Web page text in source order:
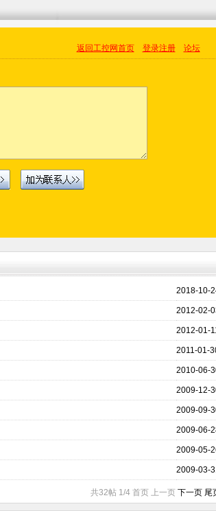
返回工控网首页 登录注册 论坛
2018-10-
2012-02-
2012-01-
2011-01-
2010-06-
2009-12-
2009-09-
2009-06-
2009-05-
2009-03-
共32帖 1/4 首页 上一页 下一页 尾